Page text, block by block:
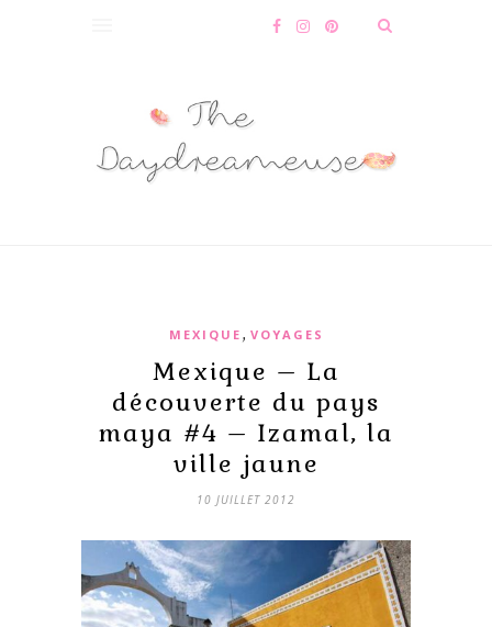
MEXIQUE , VOYAGES
Mexique – La
découverte du pays
maya #4 – Izamal, la
ville jaune
10 JUILLET 2012